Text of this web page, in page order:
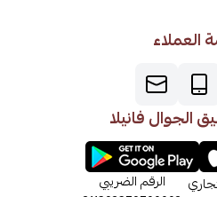
العملاء
الجوال فانيلا
الرقم الضريبي